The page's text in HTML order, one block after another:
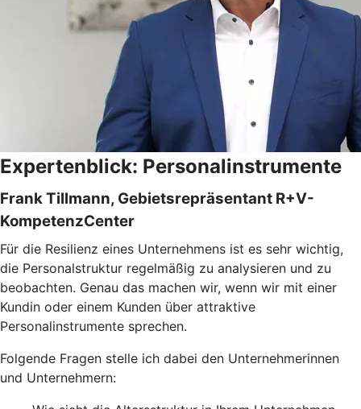
Expertenblick: Personalinstrumente
Frank Tillmann, Gebietsrepräsentant R+V-
KompetenzCenter
Für die Resilienz eines Unternehmens ist es sehr wichtig,
die Personalstruktur regelmäßig zu analysieren und zu
beobachten. Genau das machen wir, wenn wir mit einer
Kundin oder einem Kunden über attraktive
Personalinstrumente sprechen.
Folgende Fragen stelle ich dabei den Unternehmerinnen
und Unternehmern: